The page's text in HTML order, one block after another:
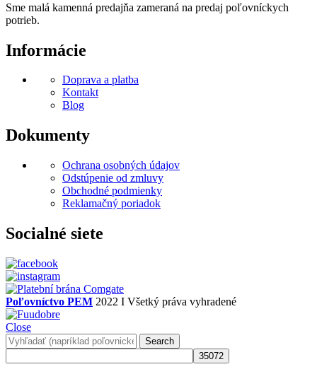
Sme malá kamenná predajňa zameraná na predaj poľovníckych
potrieb.
Informácie
Doprava a platba
Kontakt
Blog
Dokumenty
Ochrana osobných údajov
Odstúpenie od zmluvy
Obchodné podmienky
Reklamačný poriadok
Socialné siete
Poľovníctvo PEM 2022 I Všetký práva vyhradené
Close
Search